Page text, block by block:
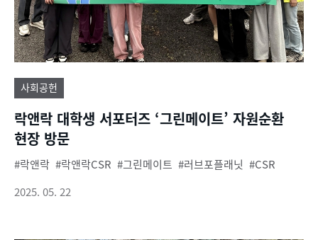
사회공헌
락앤락 대학생 서포터즈 ‘그린메이트’ 자원순환
현장 방문
락앤락 락앤락CSR 그린메이트 러브포플래닛
CSR
2025. 05. 22